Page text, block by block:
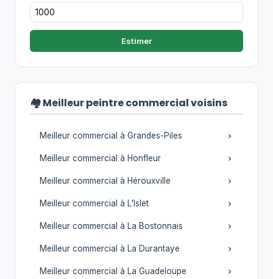
Estimer
🏘️ Meilleur peintre commercial voisins
Meilleur commercial à Grandes-Piles
Meilleur commercial à Honfleur
Meilleur commercial à Hérouxville
Meilleur commercial à L'Islet
Meilleur commercial à La Bostonnais
Meilleur commercial à La Durantaye
Meilleur commercial à La Guadeloupe